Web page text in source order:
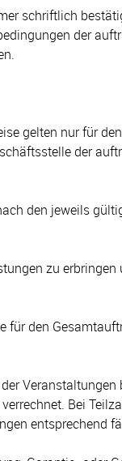
schriftlich
der
gelten nur für
der
den jeweils
zu
für den
Bei
entsprechend